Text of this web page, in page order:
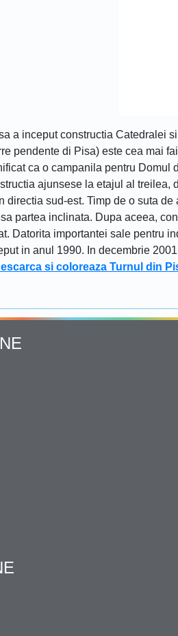
a inceput constructia Catedralei
pendente di Pisa) este cea mai
ca o campanila pentru
ajunsese la etajul al
directia sud-est. Timp de o suta
partea inclinata. Dupa aceea,
Datorita importantei sale pentru
in anul 1990. In decembrie
si coloreaza Turnul din